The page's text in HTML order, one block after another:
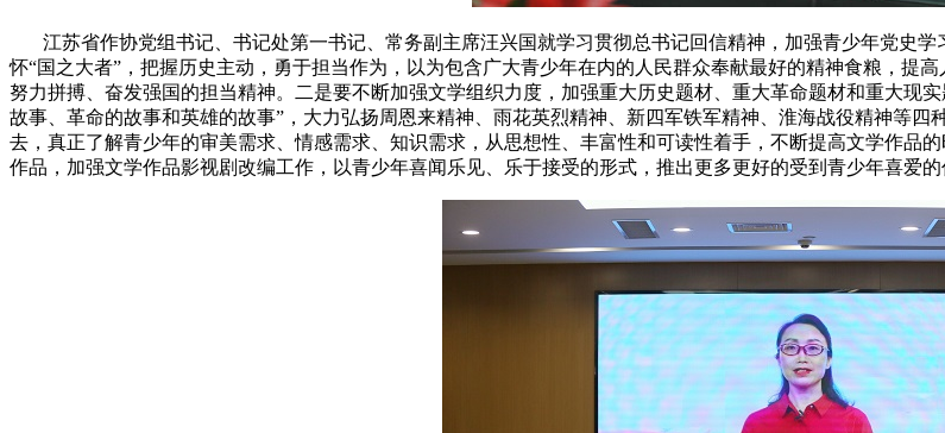
江苏省作协党组书记、书记处第一书记、常务副主席汪兴国就学习贯彻总书记回信精神，加强青少年党史
怀“国之大者”，把握历史主动，勇于担当作为，以为包含广大青少年在内的人民群众奉献最好的精神食粮，提
努力拼搏、奋发强国的担当精神。二是要不断加强文学组织力度，加强重大历史题材、重大革命题材和重大现
故事、革命的故事和英雄的故事”，大力弘扬周恩来精神、雨花英烈精神、新四军铁军精神、淮海战役精神等
去，真正了解青少年的审美需求、情感需求、知识需求，从思想性、丰富性和可读性着手，不断提高文学作品
作品，加强文学作品影视剧改编工作，以青少年喜闻乐见、乐于接受的形式，推出更多更好的受到青少年喜爱的